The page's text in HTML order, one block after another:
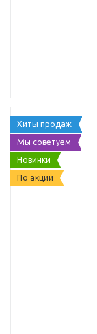
Хиты продаж
Мы советуем
Новинки
По акции